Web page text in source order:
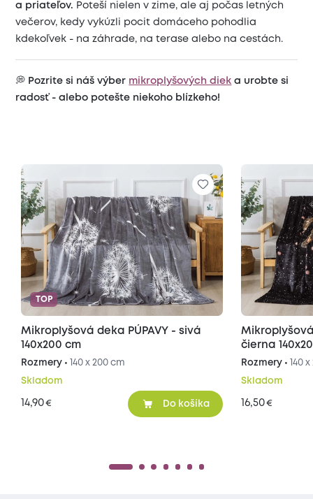
a priateľov. Poteší nielen v zime, ale aj počas letných
večerov, kedy vykúzli pocit domáceho pohodlia
kdekoľvek - na záhrade, na terase alebo na cestách.
💭 Pozrite si náš výber mikroplyšových diek a urobte si
radosť - alebo potešte niekoho blízkeho!
TOP
Mikroplyšová deka PÚPAVY - sivá
140x200 cm
Rozmery • 140 x 200 cm
Skladom
14,90€ Do košíka
Mikroplyšová
čierna
Rozmery • 140
Skladom
16,50€